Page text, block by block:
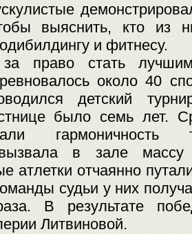
выяснить, кто из
и фитнесу.
право стать
около 40
детский
было семь лет.
гармоничность
в зале массу
атлетки отчаянно
судьи у них
В результате
Литвиновой.